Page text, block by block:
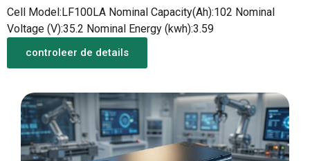
Cell Model:LF100LA Nominal Capacity(Ah):102 Nominal
Voltage (V):35.2 Nominal Energy (kwh):3.59
controleer de details